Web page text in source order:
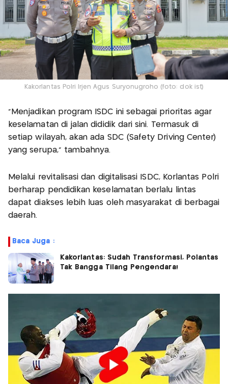
Kakorlantas Polri Irjen Agus Suryonugroho (foto: dok ist)
“Menjadikan program ISDC ini sebagai prioritas agar
keselamatan di jalan dididik dari sini. Termasuk di
setiap wilayah, akan ada SDC (Safety Driving Center)
yang serupa,” tambahnya.
Melalui revitalisasi dan digitalisasi ISDC, Korlantas Polri
berharap pendidikan keselamatan berlalu lintas
dapat diakses lebih luas oleh masyarakat di berbagai
daerah.
Baca Juga :
Kakorlantas: Sudah Transformasi, Polantas
Tak Bangga Tilang Pengendara!